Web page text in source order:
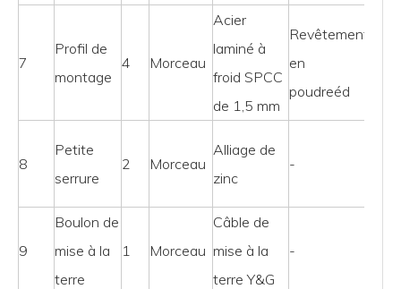
7
Profil de
montage
4 Morceau
Acier
laminé à
froid SPCC
de 1,5 mm
Revêtement
en
poudreéd
8
Petite
serrure
2 Morceau
Alliage de
zinc
-
9
Boulon de
mise à la
terre
1 Morceau
Câble de
mise à la
terre Y&G
-